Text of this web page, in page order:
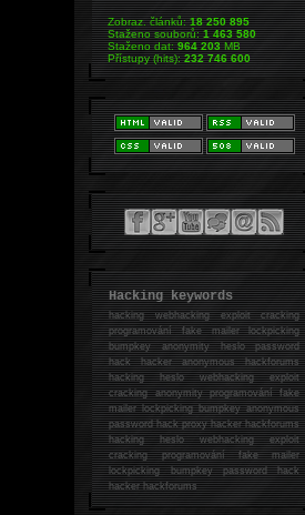
Zobraz. článků:18 250 895
Staženo souborů:1 463 580
Staženo dat:964 203MB
Přístupy (hits):232 746 600
Hacking keywords
hackingwebhacking exploit cracking
programování fake mailer lockpicking
bumpkey anonymity heslo password
hackhacker anonymous hackforums
hackingheslo webhacking exploit
cracking anonymity programování fake
mailer lockpicking bumpkey anonymous
password hack proxy hacker hackforums
hacking heslo webhacking exploit
cracking programování fake mailer
lockpicking bumpkey password hack
hackerhackforums